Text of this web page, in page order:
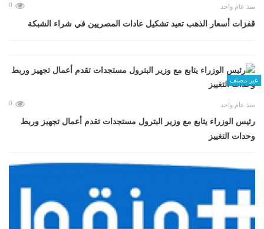
منذ عام واحد 0
قفزات أسعار الذهب تعيد تشكيل عادات المصريين في شراء الشبكة
غير مصنف
منذ عام واحد 0
رئيس الوزراء يتابع مع وزير البترول مستجدات تقدم أعمال تجهيز وربط
وحدات التغييز